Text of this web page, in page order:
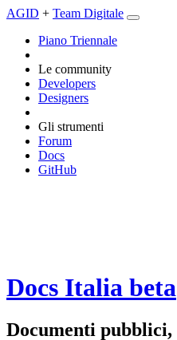
AGID + Team Digitale
Piano Triennale
Le community
Developers
Designers
Gli strumenti
Forum
Docs
GitHub
Docs Italia beta
Documenti